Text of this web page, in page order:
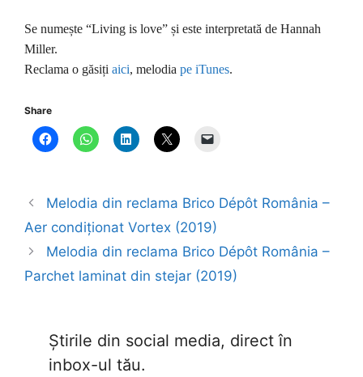
Se numește “Living is love” și este interpretată de Hannah
Miller.
Reclama o găsiți aici, melodia pe iTunes.
Share
Melodia din reclama Brico Dépôt România –
Aer condiționat Vortex (2019)
Melodia din reclama Brico Dépôt România –
Parchet laminat din stejar (2019)
Știrile din social media, direct în
inbox-ul tău.